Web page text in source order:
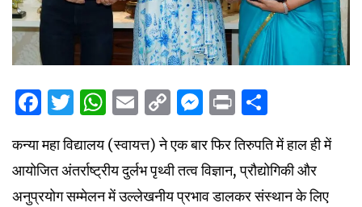
Facebook
Twitter
WhatsApp
Email
Copy
Link
Messenger
Print
कन्या महा विद्यालय (स्वायत्त) ने एक बार फिर तिरुपति में हाल ही में
आयोजित अंतर्राष्ट्रीय दुर्लभ पृथ्वी तत्व विज्ञान, प्रौद्योगिकी और
अनुप्रयोग सम्मेलन में उल्लेखनीय प्रभाव डालकर संस्थान के लिए